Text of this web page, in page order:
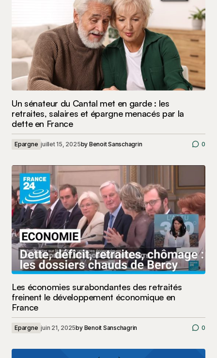
Un sénateur du Cantal met en garde : les
retraites, salaires et épargne menacés par la
dette en France
Epargne juillet 15, 2025by Benoit Sanschagrin 0
Les économies surabondantes des retraités
freinent le développement économique en
France
Epargne juin 21, 2025by Benoit Sanschagrin 0